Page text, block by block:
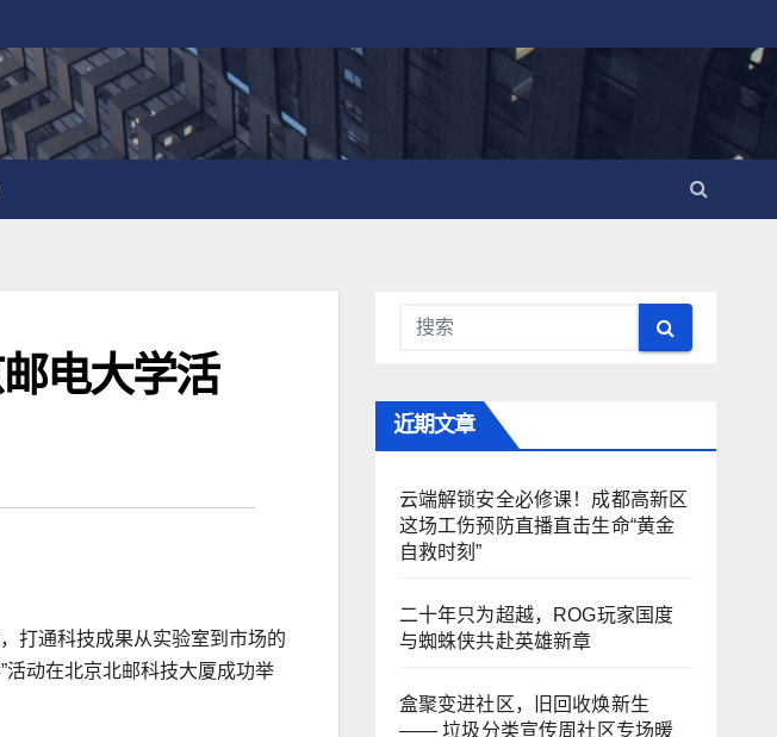
电大学活
打通科技成果从实验室到市场的
动在北京北邮科技大厦成功举
近期文章
云端解锁安全必修课！成都高新区
这场工伤预防直播直击生命“黄金
自救时刻”
二十年只为超越，ROG玩家国度
与蜘蛛侠共赴英雄新章
盒聚变进社区，旧回收焕新生
—— 垃圾分类宣传周社区专场暖